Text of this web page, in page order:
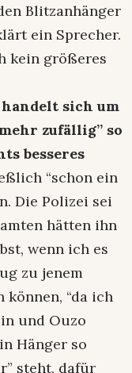
Blitzanhänger
ein Sprecher.
kein größeres
handelt sich um
zufällig” so
besseres
“schon ein
Die Polizei sei
hätten ihn
wenn ich es
zu jenem
“da ich
und Ouzo
Hänger so
steht, dafür